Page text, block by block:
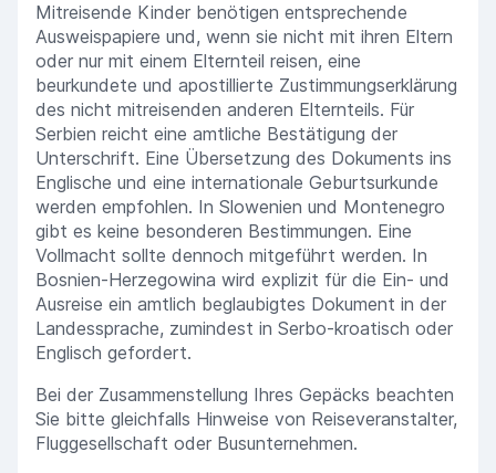
Mitreisende Kinder benötigen entsprechende
Ausweispapiere und, wenn sie nicht mit ihren Eltern
oder nur mit einem Elternteil reisen, eine
beurkundete und apostillierte Zustimmungserklärung
des nicht mitreisenden anderen Elternteils. Für
Serbien reicht eine amtliche Bestätigung der
Unterschrift. Eine Übersetzung des Dokuments ins
Englische und eine internationale Geburtsurkunde
werden empfohlen. In Slowenien und Montenegro
gibt es keine besonderen Bestimmungen. Eine
Vollmacht sollte dennoch mitgeführt werden. In
Bosnien-Herzegowina wird explizit für die Ein- und
Ausreise ein amtlich beglaubigtes Dokument in der
Landessprache, zumindest in Serbo-kroatisch oder
Englisch gefordert.
Bei der Zusammenstellung Ihres Gepäcks beachten
Sie bitte gleichfalls Hinweise von Reiseveranstalter,
Fluggesellschaft oder Busunternehmen.